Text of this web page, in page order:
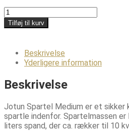
Jotun
Spartel
Medium
Spartelmasse
antal
Tilføj til kurv
Beskrivelse
Yderligere information
Beskrivelse
Jotun Spartel Medium er et sikker
spartle indenfor. Spartelmassen er
liters spand, der ca. rækker til 10